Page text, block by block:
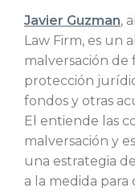
Javier Guzman,
Law Firm, es un
malversación de
protección
fondos y otras
El entiende las
malversación y
una estrategia
a la medida para